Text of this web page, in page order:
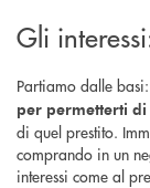
Gli
Partiamo dalle basi:
per permetterti
di quel prestito.
comprando in un
interessi come al